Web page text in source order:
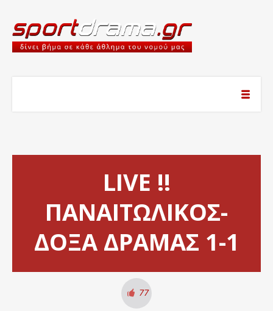
LIVE !!
ΠΑΝΑΙΤΩΛΙΚΟΣ-
ΔΟΞΑ ΔΡΑΜΑΣ 1-1
77